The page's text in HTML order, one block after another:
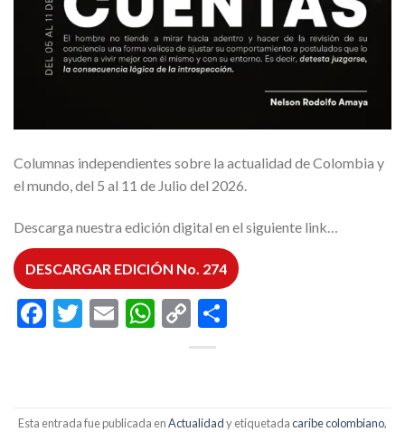
Columnas independientes sobre la actualidad de Colombia y
el mundo, del 5 al 11 de Julio del 2026.
Descarga nuestra edición digital en el siguiente link…
DESCARGAR EDICIÓN No. 274
Facebook
Twitter
EmailWhatsApp
Copy
Link
Esta entrada fue publicada enActualidady etiquetadacaribe colombiano,